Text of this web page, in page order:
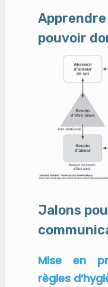
Apprendre
pouvoir
Jalons
Mise en
règles